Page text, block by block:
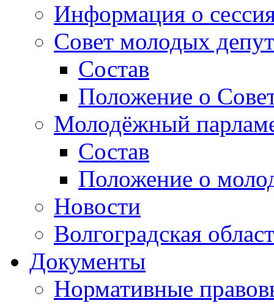
Информация о
Совет молодых
Состав
Положение о
Молодёжный
Состав
Положение о
Новости
Волгоградская
Документы
Нормативные